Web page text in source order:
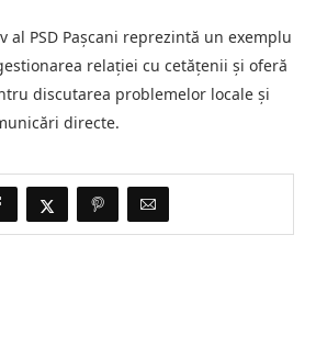
al PSD Pașcani reprezintă un exemplu
relației cu cetățenii și oferă
discutarea problemelor locale și
directe.